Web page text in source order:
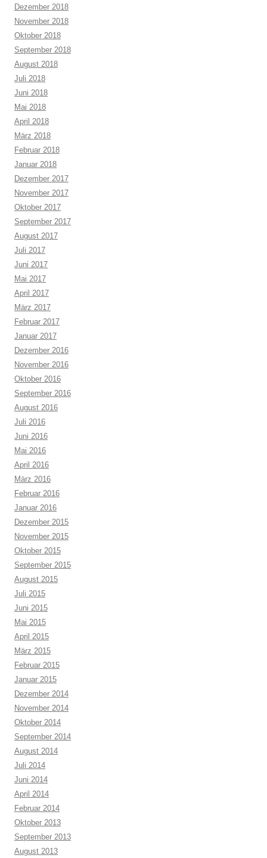
Dezember 2018
November 2018
Oktober 2018
September 2018
August 2018
Juli 2018
Juni 2018
Mai 2018
April 2018
März 2018
Februar 2018
Januar 2018
Dezember 2017
November 2017
Oktober 2017
September 2017
August 2017
Juli 2017
Juni 2017
Mai 2017
April 2017
März 2017
Februar 2017
Januar 2017
Dezember 2016
November 2016
Oktober 2016
September 2016
August 2016
Juli 2016
Juni 2016
Mai 2016
April 2016
März 2016
Februar 2016
Januar 2016
Dezember 2015
November 2015
Oktober 2015
September 2015
August 2015
Juli 2015
Juni 2015
Mai 2015
April 2015
März 2015
Februar 2015
Januar 2015
Dezember 2014
November 2014
Oktober 2014
September 2014
August 2014
Juli 2014
Juni 2014
April 2014
Februar 2014
Oktober 2013
September 2013
August 2013